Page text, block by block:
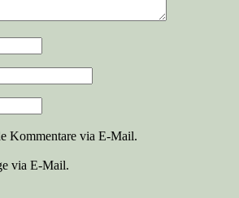
Kommentare via E-Mail.
via E-Mail.